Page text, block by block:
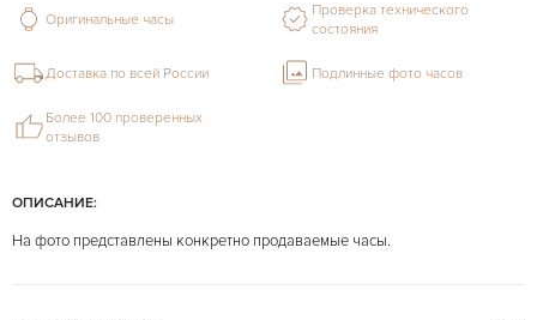
ОПИСАНИЕ:
На фото представлены конкретно продаваемые часы.
Оригинальные часы
Проверка технического
состояния
Доставка по всей России Подлинные фото часов
Более 100 проверенных
отзывов